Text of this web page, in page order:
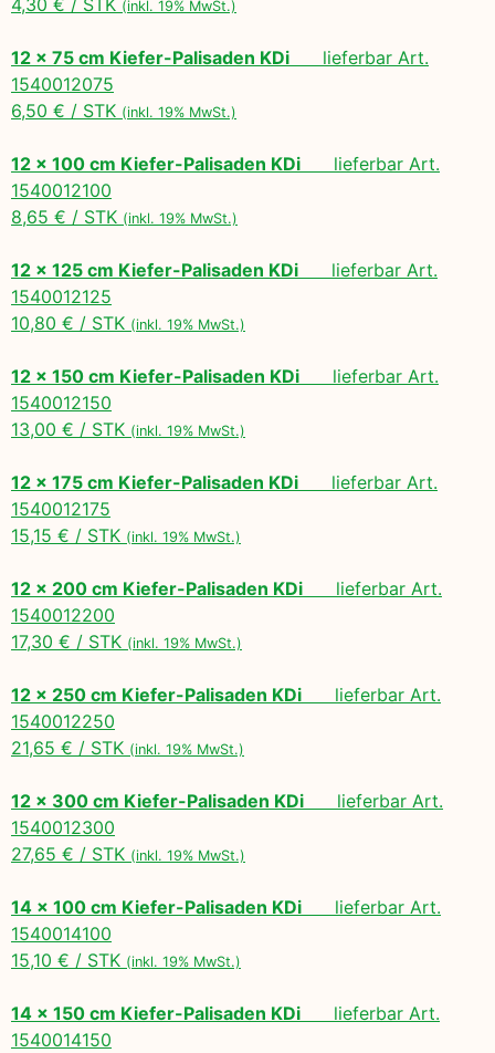
(inkl. 19% MwSt.)
12 x 75 cm Kiefer-Palisaden KDi lieferbar Art.
1540012075
6,50 € / STK (inkl. 19% MwSt.)
12 x 100 cm Kiefer-Palisaden KDi lieferbar Art.
1540012100
8,65 € / STK (inkl. 19% MwSt.)
12 x 125 cm Kiefer-Palisaden KDi lieferbar Art.
1540012125
10,80 € / STK (inkl. 19% MwSt.)
12 x 150 cm Kiefer-Palisaden KDi lieferbar Art.
1540012150
13,00 € / STK (inkl. 19% MwSt.)
12 x 175 cm Kiefer-Palisaden KDi lieferbar Art.
1540012175
15,15 € / STK (inkl. 19% MwSt.)
12 x 200 cm Kiefer-Palisaden KDi lieferbar Art.
1540012200
17,30 € / STK (inkl. 19% MwSt.)
12 x 250 cm Kiefer-Palisaden KDi lieferbar Art.
1540012250
21,65 € / STK (inkl. 19% MwSt.)
12 x 300 cm Kiefer-Palisaden KDi lieferbar Art.
1540012300
27,65 € / STK (inkl. 19% MwSt.)
14 x 100 cm Kiefer-Palisaden KDi lieferbar Art.
1540014100
15,10 € / STK (inkl. 19% MwSt.)
14 x 150 cm Kiefer-Palisaden KDi lieferbar Art.
1540014150